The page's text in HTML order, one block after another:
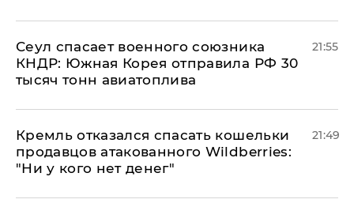
​Сеул спасает военного союзника
КНДР: Южная Корея отправила РФ 30
тысяч тонн авиатоплива
21:55
Кремль отказался спасать кошельки
продавцов атакованного Wildberries:
"Ни у кого нет денег"
21:49